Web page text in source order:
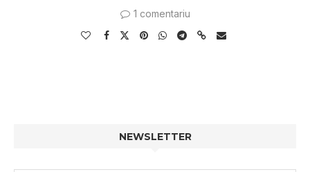
1 comentariu
NEWSLETTER